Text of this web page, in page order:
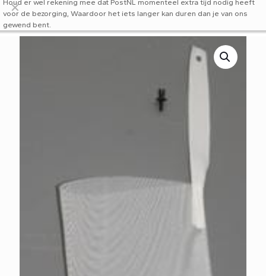
Houd er wel rekening mee dat PostNL momenteel extra tijd nodig heeft
voor de bezorging, Waardoor het iets langer kan duren dan je van ons
gewend bent.
✕